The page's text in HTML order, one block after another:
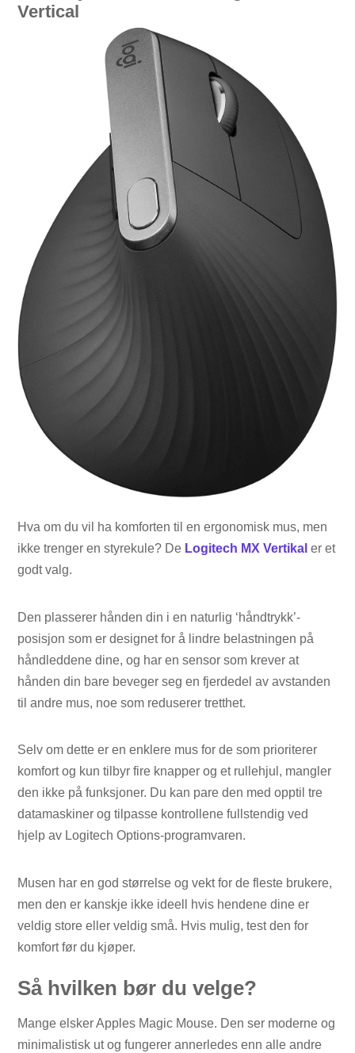
Vertical
Hva om du vil ha komforten til en ergonomisk mus, men
ikke trenger en styrekule? De Logitech MX Vertikal er et
godt valg.
Den plasserer hånden din i en naturlig ‘håndtrykk’-
posisjon som er designet for å lindre belastningen på
håndleddene dine, og har en sensor som krever at
hånden din bare beveger seg en fjerdedel av avstanden
til andre mus, noe som reduserer tretthet.
Selv om dette er en enklere mus for de som prioriterer
komfort og kun tilbyr fire knapper og et rullehjul, mangler
den ikke på funksjoner. Du kan pare den med opptil tre
datamaskiner og tilpasse kontrollene fullstendig ved
hjelp av Logitech Options-programvaren.
Musen har en god størrelse og vekt for de fleste brukere,
men den er kanskje ikke ideell hvis hendene dine er
veldig store eller veldig små. Hvis mulig, test den for
komfort før du kjøper.
Så hvilken bør du velge?
Mange elsker Apples Magic Mouse. Den ser moderne og
minimalistisk ut og fungerer annerledes enn alle andre